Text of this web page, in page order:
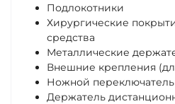
Подлокотники
Хирургические
средства
Металлические
Внешние крепления
Ножной переключатель
Держатель